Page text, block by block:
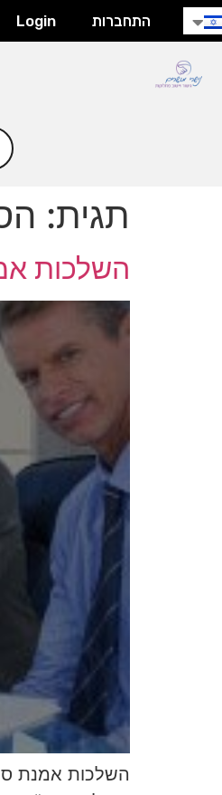
תחילתו
של
אינטרנט,
התחברות Login
תגית:
השלכות
השלכות אמנת